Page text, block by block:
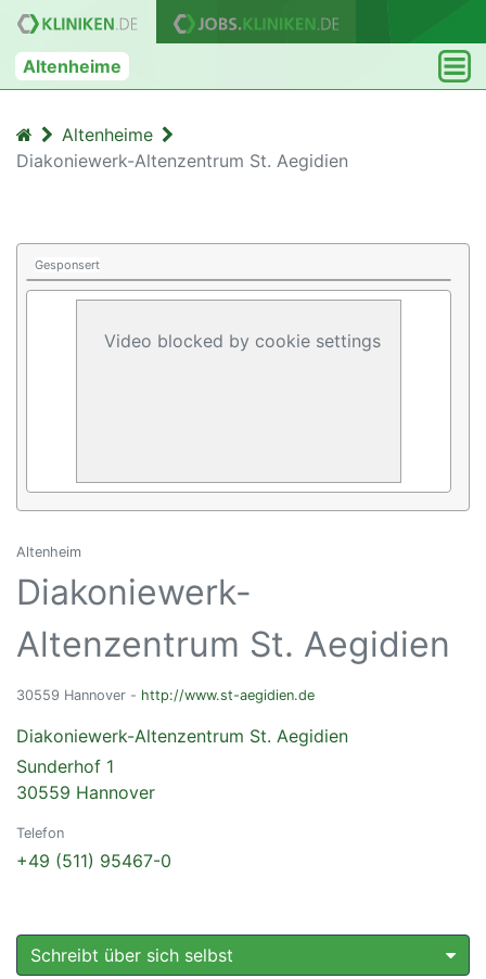
Altenheime
Altenheime
Diakoniewerk-Altenzentrum St. Aegidien
Gesponsert
Video blocked by cookie settings
Altenheim
Diakoniewerk-
Altenzentrum St. Aegidien
30559 Hannover - http://www.st-aegidien.de
Diakoniewerk-Altenzentrum St. Aegidien
Sunderhof 1
30559 Hannover
Telefon
+49 (511) 95467-0
Schreibt über sich selbst